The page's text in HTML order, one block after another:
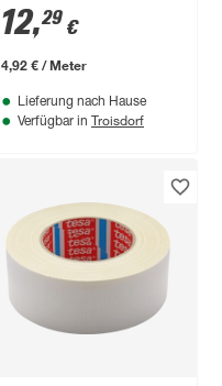
schwarz
12,29 €
4,92 € / Meter
Lieferung nach Hause
Verfügbar in Troisdorf